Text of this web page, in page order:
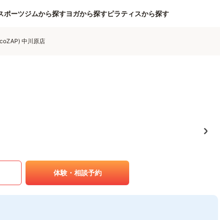
ポーツジムから探すヨガから探すピラティスから探す
中川原店
体験・相談予約